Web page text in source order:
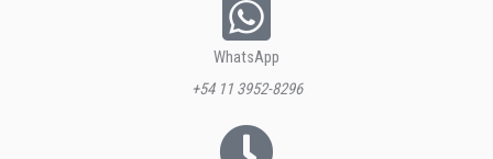
WhatsApp
+54 11 3952-8296